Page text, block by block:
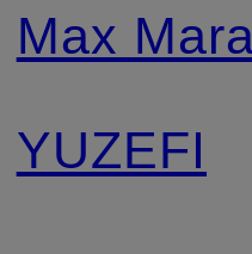
Max
YUZEFI